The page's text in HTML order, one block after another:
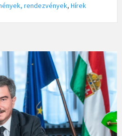
rendezvények, Hírek